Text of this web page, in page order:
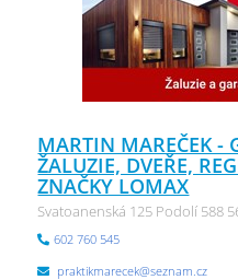
MARTIN MAREČEK -
ŽALUZIE, DVEŘE,
ZNAČKY LOMAX
Svatoanenská 125 Podolí 588
602 760 545
praktikmarecek@seznam.cz